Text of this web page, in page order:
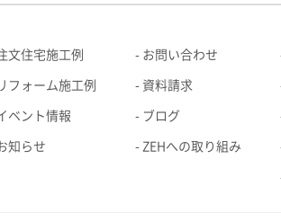
文住宅施工例
フォーム施工例
ベント情報
知らせ
お問い合わせ
資料請求
ブログ
ZEHへの取り組み